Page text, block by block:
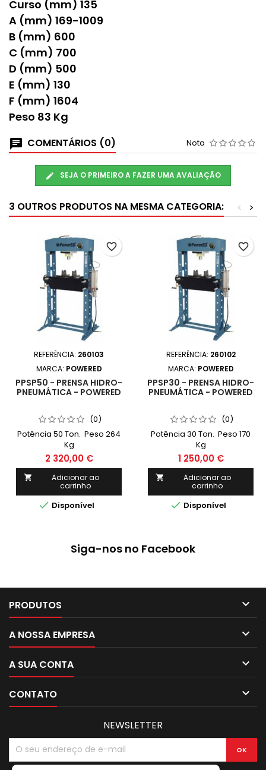
Curso (mm) 135
A (mm) 169-1009
B (mm) 600
C (mm) 700
D (mm) 500
E (mm) 130
F (mm) 1604
Peso 83 Kg
COMENTÁRIOS (0) Nota
SEJA O PRIMEIRO A FAZER UMA AVALIAÇÃO
3 OUTROS PRODUTOS NA MESMA CATEGORIA: >
<
REFERÊNCIA: 260103
MARCA: POWERED
PPSP50 - PRENSA HIDRO-
PNEUMÁTICA - POWERED
(0)
Potência 50 Ton. Peso 264
Kg
2 320,00 €

Adicionar ao
carrinho
 Disponível
favorite_border
REFERÊNCIA: 260102
MARCA: POWERED
PPSP30 - PRENSA HIDRO-
PNEUMÁTICA - POWERED
(0)
Potência 30 Ton. Peso 170
Kg
1 250,00 €

Adicionar ao
carrinho
 Disponível
favorite_border
Siga-nos no Facebook
PRODUTOS 
A NOSSA EMPRESA 
A SUA CONTA 
CONTATO 
NEWSLETTER